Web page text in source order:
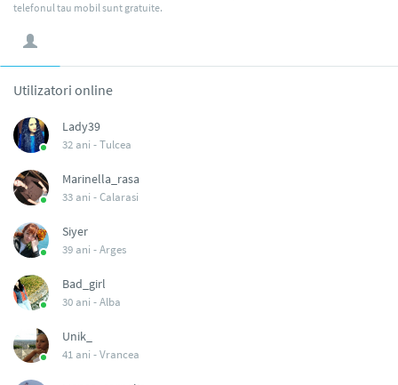
telefonul tau mobil sunt gratuite.
Utilizatori online
Lady39
32 ani -Tulcea
Marinella_rasa
33 ani -Calarasi
Siyer
39 ani -Arges
Bad_girl
30 ani -Alba
Unik_
41 ani -Vrancea